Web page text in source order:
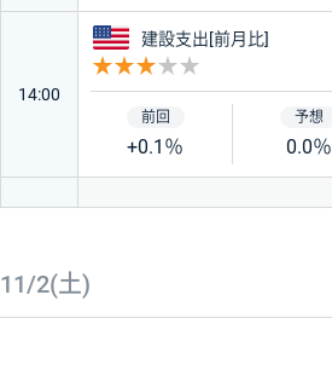
14:00
アメリカ
建設支出[前月比]
+0.1％ 0.0％
11/2(土)